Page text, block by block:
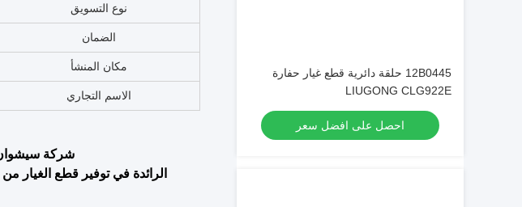
12B0445 حلقة دائرية قطع غيار حفارة
LIUGONG CLG922E
احصل على افضل سعر
الأسهم
استخدام
التطبيق
الحزمة